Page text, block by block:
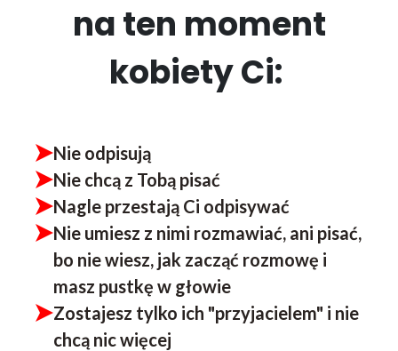
na ten moment
kobiety Ci:
Nie odpisują
Nie chcą z Tobą pisać
Nagle przestają Ci odpisywać
Nie umiesz z nimi rozmawiać, ani pisać,
bo nie wiesz, jak zacząć rozmowę i
masz pustkę w głowie
Zostajesz tylko ich "przyjacielem" i nie
chcą nic więcej